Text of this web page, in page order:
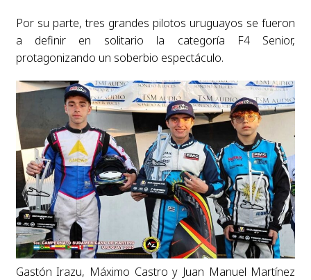
Por su parte, tres grandes pilotos uruguayos se fueron
a definir en solitario la categoría F4 Senior,
protagonizando un soberbio espectáculo.
Gastón Irazu, Máximo Castro y Juan Manuel Martínez